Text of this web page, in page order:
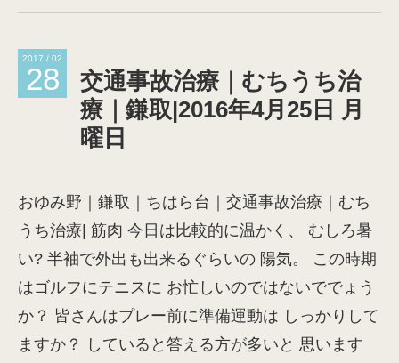
交通事故治療｜むちうち治
療｜鎌取|2016年4月25日 月
曜日
2017 / 02
28
おゆみ野｜鎌取｜ちはら台｜交通事故治療｜むち
うち治療| 筋肉 今日は比較的に温かく、 むしろ暑
い? 半袖で外出も出来るぐらいの 陽気。 この時期
はゴルフにテニスに お忙しいのではないででょう
か？ 皆さんはプレー前に準備運動は しっかりして
ますか？ していると答える方が多いと 思います